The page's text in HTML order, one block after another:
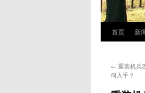
首页 新
← 重装机兵
何入手？